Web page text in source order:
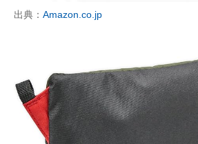
出典： Amazon.co.jp